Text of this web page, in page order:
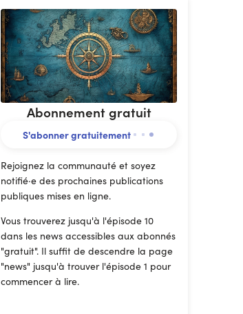
Pour le prix de quelques cafés, je vous
propose de suivre l'écriture de ce
feuilleton presque en temps réel.
Le feuilleton (3
épisodes/semaine, soit 10 à 12
épisodes/mois);
L'ebook (à la fin);
Votre nom dans les
remerciements à la fin du roman
quand il sera publié (2025);
Accès à une contrepartie
secrète lors de la campagne
Ulule du livre (2025);
La satisfaction de soutenir une
artiste dans son processus de
création!
Abonnement gratuit
S'abonner gratuitement
Rejoignez la communauté et soyez
notifié·e des prochaines publications
publiques mises en ligne.
Vous trouverez jusqu'à l'épisode 10
dans les news accessibles aux abonnés
"gratuit". Il suffit de descendre la page
"news" jusqu'à trouver l'épisode 1 pour
commencer à lire.